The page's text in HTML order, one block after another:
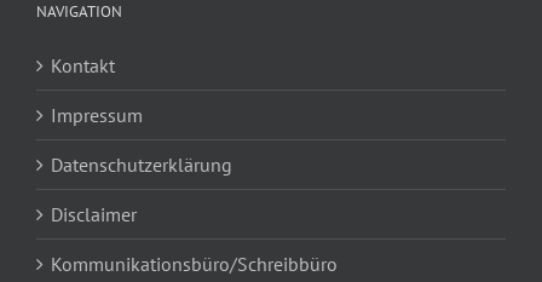
NAVIGATION
Kontakt
Impressum
Datenschutzerklärung
Disclaimer
Kommunikationsbüro/Schreibbüro